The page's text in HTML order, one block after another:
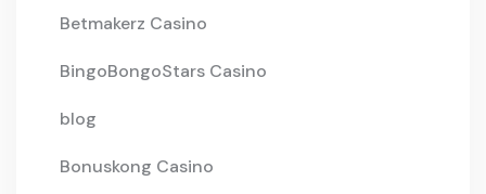
Betmakerz Casino
BingoBongoStars Casino
blog
Bonuskong Casino